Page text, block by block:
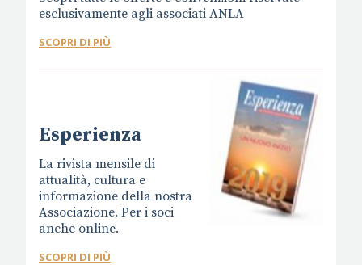
esclusivamente agli associati ANLA
SCOPRI DI PIÙ
Esperienza
La rivista mensile di
attualità, cultura e
informazione della nostra
Associazione. Per i soci
anche online.
SCOPRI DI PIÙ